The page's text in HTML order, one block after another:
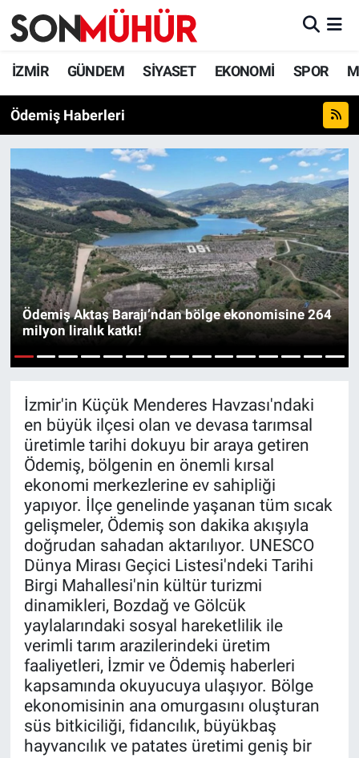
İZMİR GÜNDEM SİYASET EKONOMİ SPOR
Ödemiş Haberleri
Ödemiş Aktaş Barajı’ndan bölge ekonomisine 264
milyon liralık katkı!
İzmir'in Küçük Menderes Havzası'ndaki
en büyük ilçesi olan ve devasa tarımsal
üretimle tarihi dokuyu bir araya getiren
Ödemiş, bölgenin en önemli kırsal
ekonomi merkezlerine ev sahipliği
yapıyor. İlçe genelinde yaşanan tüm sıcak
gelişmeler, Ödemiş son dakika akışıyla
doğrudan sahadan aktarılıyor. UNESCO
Dünya Mirası Geçici Listesi'ndeki Tarihi
Birgi Mahallesi'nin kültür turizmi
dinamikleri, Bozdağ ve Gölcük
yaylalarındaki sosyal hareketlilik ile
verimli tarım arazilerindeki üretim
faaliyetleri, İzmir ve Ödemiş haberleri
kapsamında okuyucuya ulaşıyor. Bölge
ekonomisinin ana omurgasını oluşturan
süs bitkiciliği, fidancılık, büyükbaş
hayvancılık ve patates üretimi geniş bir
İzmir Nöbetçi Eczaneler
İzmir Trafik Yoğunluk Haritası
Süper Lig Puan Durumu ve Fikstür
Tüm Manşetler
Son Dakika Haberleri